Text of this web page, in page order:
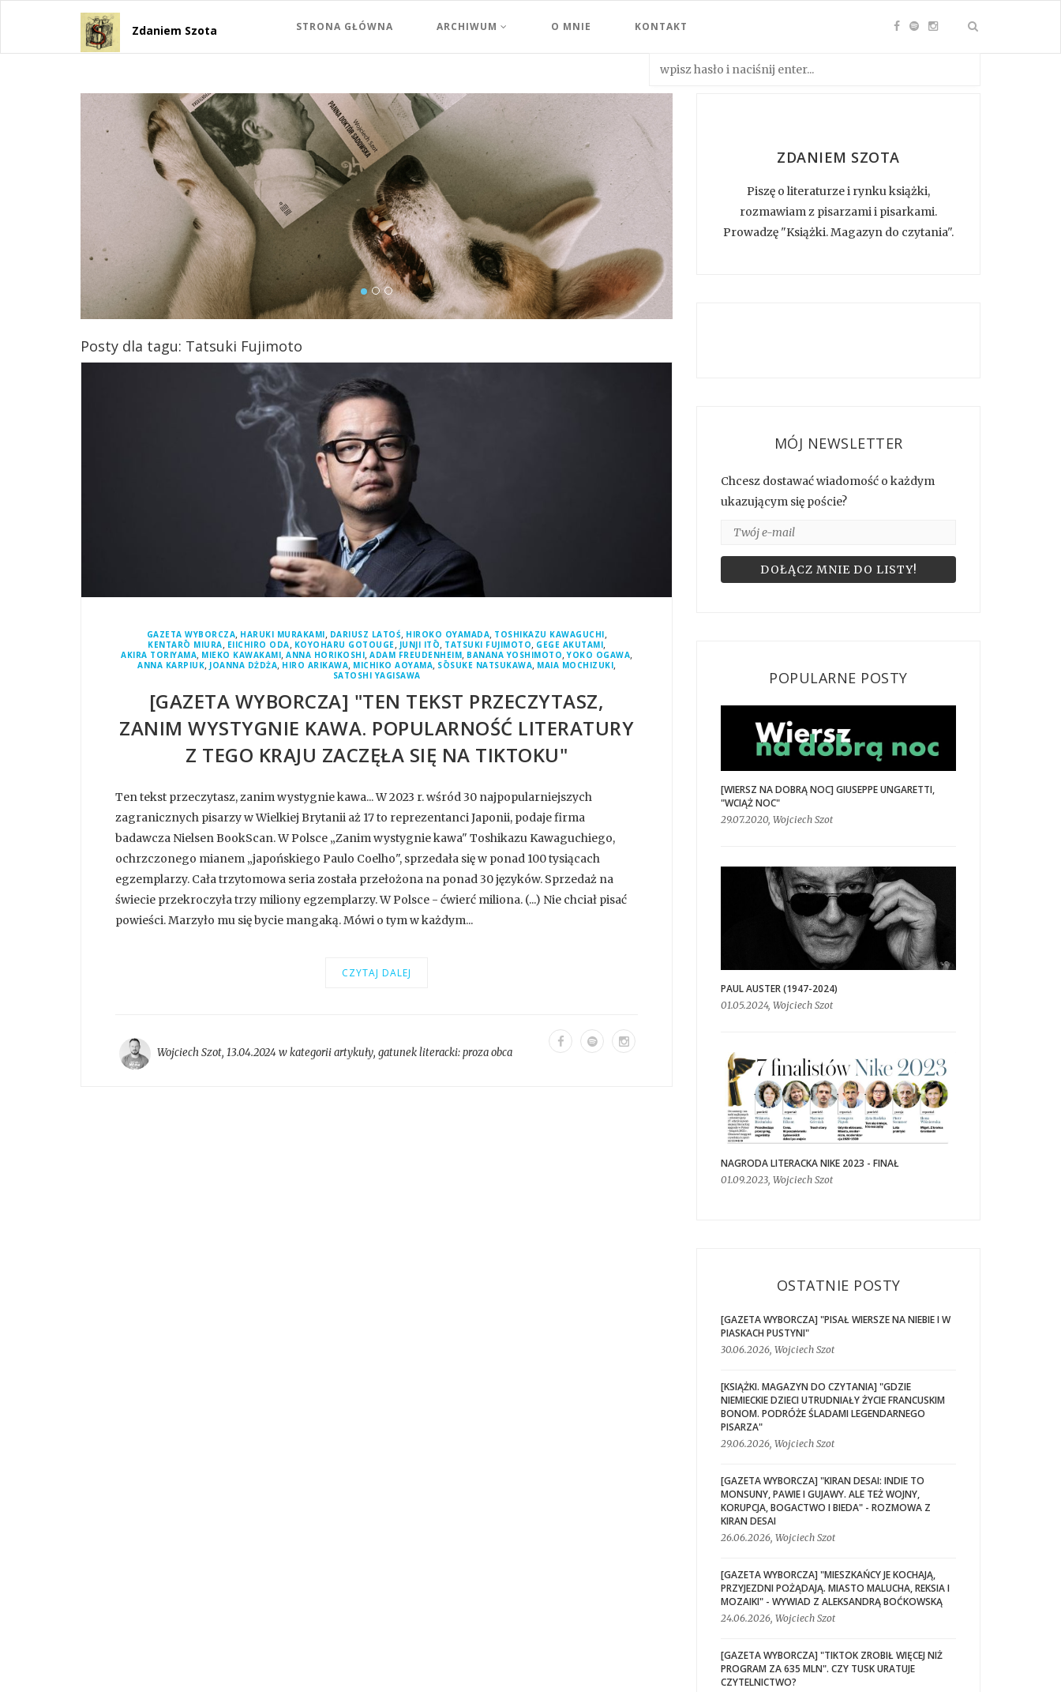
Zdaniem Szota STRONA GŁÓWNA ARCHIWUM O MNIE KONTAKT
Posty dla tagu: Tatsuki Fujimoto
GAZETA WYBORCZA, HARUKI MURAKAMI, DARIUSZ LATOŚ, HIROKO OYAMADA, TOSHIKAZU KAWAGUCHI,
KENTARŌ MIURA, EIICHIRO ODA, KOYOHARU GOTOUGE, JUNJI ITŌ, TATSUKI FUJIMOTO, GEGE AKUTAMI,
AKIRA TORIYAMA, MIEKO KAWAKAMI, ANNA HORIKOSHI, ADAM FREUDENHEIM, BANANA YOSHIMOTO,YOKO OGAWA,
ANNA KARPIUK, JOANNA DŻDŻA, HIRO ARIKAWA, MICHIKO AOYAMA, SŌSUKE NATSUKAWA, MAIA MOCHIZUKI,
SATOSHI YAGISAWA
[GAZETA WYBORCZA] "TEN TEKST PRZECZYTASZ,
ZANIM WYSTYGNIE KAWA. POPULARNOŚĆ LITERATURY
Z TEGO KRAJU ZACZĘŁA SIĘ NA TIKTOKU"
Ten tekst przeczytasz, zanim wystygnie kawa... W 2023 r. wśród 30 najpopularniejszych
zagranicznych pisarzy w Wielkiej Brytanii aż 17 to reprezentanci Japonii, podaje firma
badawcza Nielsen BookScan. W Polsce „Zanim wystygnie kawa" Toshikazu Kawaguchiego,
ochrzczonego mianem „japońskiego Paulo Coelho", sprzedała się w ponad 100 tysiącach
egzemplarzy. Cała trzytomowa seria została przełożona na ponad 30 języków. Sprzedaż na
świecie przekroczyła trzy miliony egzemplarzy. W Polsce - ćwierć miliona. (...) Nie chciał pisać
powieści. Marzyło mu się bycie mangaką. Mówi o tym w każdym...
CZYTAJ DALEJ
Wojciech Szot, 13.04.2024 w kategoriiartykuły, gatunek literacki:proza obca
ZDANIEM SZOTA
Piszę o literaturze i rynku książki,
rozmawiam z pisarzami i pisarkami.
Prowadzę "Książki. Magazyn do czytania".
MÓJ NEWSLETTER
Chcesz dostawać wiadomość o każdym
ukazującym się poście?
POPULARNE POSTY
[WIERSZ NA DOBRĄ NOC] GIUSEPPE UNGARETTI,
"WCIĄŻ NOC"
29.07.2020, Wojciech Szot
PAUL AUSTER (1947-2024)
01.05.2024, Wojciech Szot
NAGRODA LITERACKA NIKE 2023 - FINAŁ
01.09.2023, Wojciech Szot
OSTATNIE POSTY
[GAZETA WYBORCZA] "PISAŁ WIERSZE NA NIEBIE I W
PIASKACH PUSTYNI"
30.06.2026, Wojciech Szot
[KSIĄŻKI. MAGAZYN DO CZYTANIA] "GDZIE
NIEMIECKIE DZIECI UTRUDNIAŁY ŻYCIE FRANCUSKIM
BONOM. PODRÓŻE ŚLADAMI LEGENDARNEGO
PISARZA"
29.06.2026, Wojciech Szot
[GAZETA WYBORCZA] "KIRAN DESAI: INDIE TO
MONSUNY, PAWIE I GUJAWY. ALE TEŻ WOJNY,
KORUPCJA, BOGACTWO I BIEDA" - ROZMOWA Z
KIRAN DESAI
26.06.2026, Wojciech Szot
[GAZETA WYBORCZA] "MIESZKAŃCY JE KOCHAJĄ,
PRZYJEZDNI POŻĄDAJĄ. MIASTO MALUCHA, REKSIA I
MOZAIKI" - WYWIAD Z ALEKSANDRĄ BOĆKOWSKĄ
24.06.2026, Wojciech Szot
[GAZETA WYBORCZA] "TIKTOK ZROBIŁ WIĘCEJ NIŻ
PROGRAM ZA 635 MLN". CZY TUSK URATUJE
CZYTELNICTWO?